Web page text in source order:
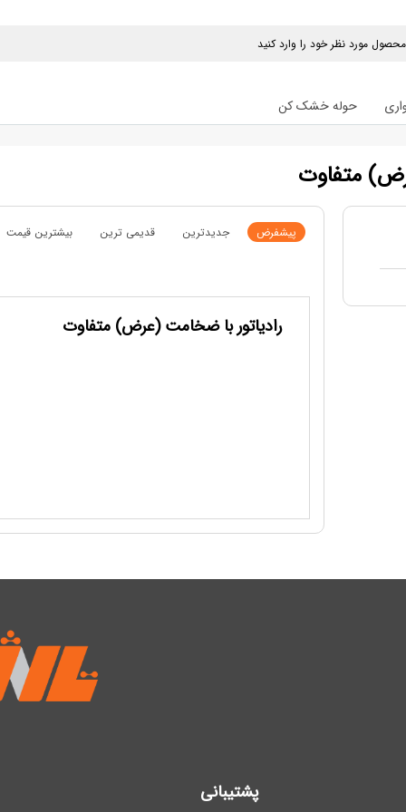
حوله خشک کن
متفاوت
پیشفرض جدیدترین قدیمی ترین بیشترین قیمت
رادیاتور با ضخامت (عرض) متفاوت
پشتیبانی